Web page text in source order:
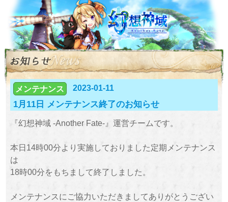
メンテナンス 2023-01-11
1月11日 メンテナンス終了のお知らせ
『幻想神域 -Another Fate-』運営チームです。
本日14時00分より実施しておりました定期メンテナンス
は
18時00分をもちまして終了しました。
メンテナンスにご協力いただきましてありがとうござい